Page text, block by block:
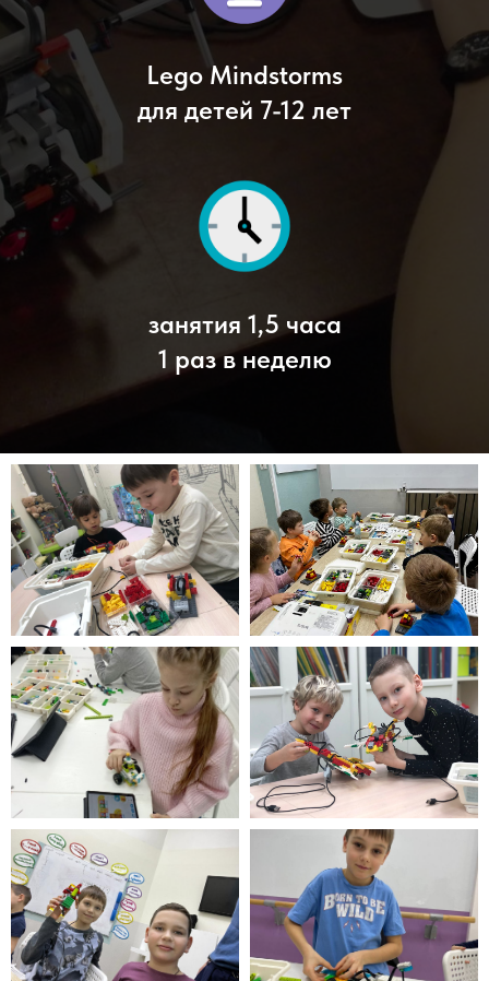
Lego Mindstorms
для детей 7-12 лет
занятия 1,5 часа
1 раз в неделю